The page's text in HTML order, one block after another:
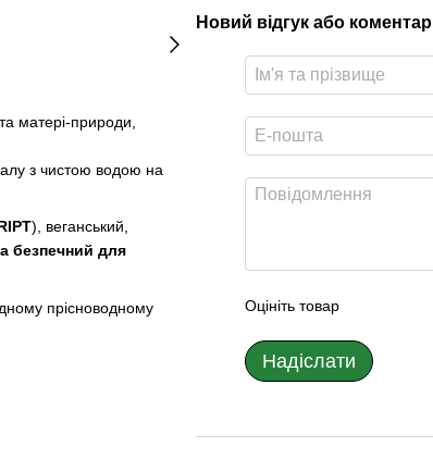
матері-природи,
з чистою водою на
), веганський,
безпечний для
прісноводному
Новий відгук або коментар
Оцініть товар
Надіслати